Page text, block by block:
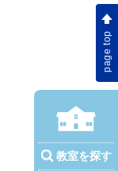
page top
教室を探す